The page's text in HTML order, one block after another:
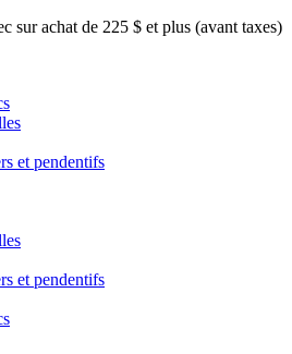
sur achat de 225 $ et plus (avant taxes)
et pendentifs
et pendentifs